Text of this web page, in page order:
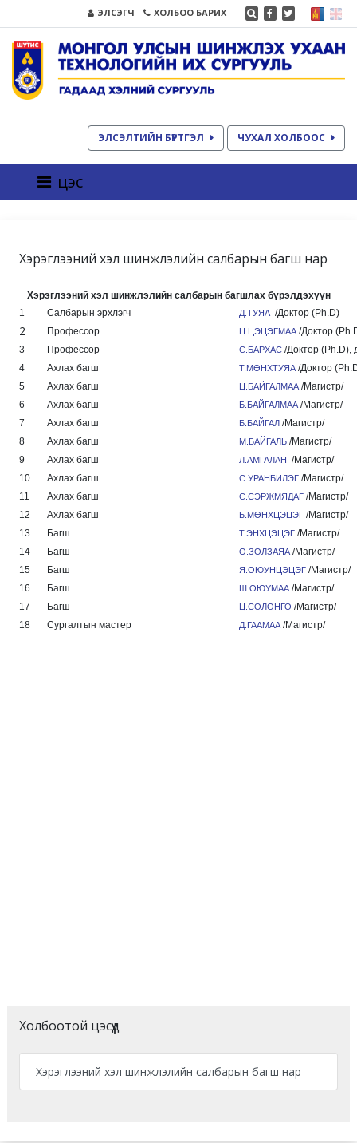
ЭЛСЭГЧ ХОЛБОО БАРИХ
ЭЛСЭЛТИЙН БҮРТГЭЛ ЧУХАЛ ХОЛБООС
цэс
Хэрэглээний хэл шинжлэлийн салбарын багш нар
Хэрэглээний хэл шинжлэлийн салбарын багшлах бүрэлдэхүүн
1
Салбарын эрхлэгч Д.ТУЯА /Доктор (Ph.D)
2 Профессор Ц.ЦЭЦЭГМАА /Доктор
3
Профессор С.БАРХАС /Доктор (Ph.D),
4
Ахлах багш Т.МӨНХТУЯА /Доктор
5
Ахлах багш Ц.БАЙГАЛМАА /Магистр/
6
Ахлах багш Б.БАЙГАЛМАА /Магистр/
7
Ахлах багш Б.БАЙГАЛ /Магистр/
8
Ахлах багш М.БАЙГАЛЬ /Магистр/
9
Ахлах багш Л.АМГАЛАН /Магистр/
10
Ахлах багш С.УРАНБИЛЭГ /Магистр/
11
Ахлах багш С.СЭРЖМЯДАГ /Магистр/
12
Ахлах багш Б.МӨНХЦЭЦЭГ /Магистр/
13
Багш Т.ЭНХЦЭЦЭГ /Магистр/
14
Багш О.ЗОЛЗАЯА /Магистр/
15
Багш Я.ОЮУНЦЭЦЭГ /Магистр/
16
Багш Ш.ОЮУМАА /Магистр/
17
Багш Ц.СОЛОНГО /Магистр/
18
Сургалтын мастер Д.ГААМАА /Магистр/
Холбоотой цэсүүд
Хэрэглээний хэл шинжлэлийн салбарын багш нар